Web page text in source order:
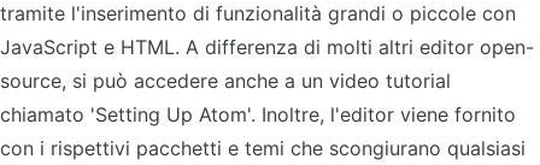
tramite l'inserimento di funzionalità grandi o piccole con
JavaScript e HTML. A differenza di molti altri editor open-
source, si può accedere anche a un video tutorial
chiamato 'Setting Up Atom'. Inoltre, l'editor viene fornito
con i rispettivi pacchetti e temi che scongiurano qualsiasi